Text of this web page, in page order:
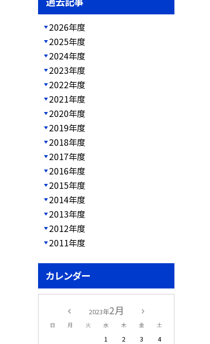
2026年度
2025年度
2024年度
2023年度
2022年度
2021年度
2020年度
2019年度
2018年度
2017年度
2016年度
2015年度
2014年度
2013年度
2012年度
2011年度
カレンダー
2023年2月
日 月 火 水 木 金 土
1 2 3
4